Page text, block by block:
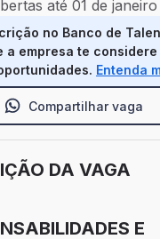
até 01 de
no Banco de
a empresa te considere
Entenda
Compartilhar vaga
DA VAGA
E